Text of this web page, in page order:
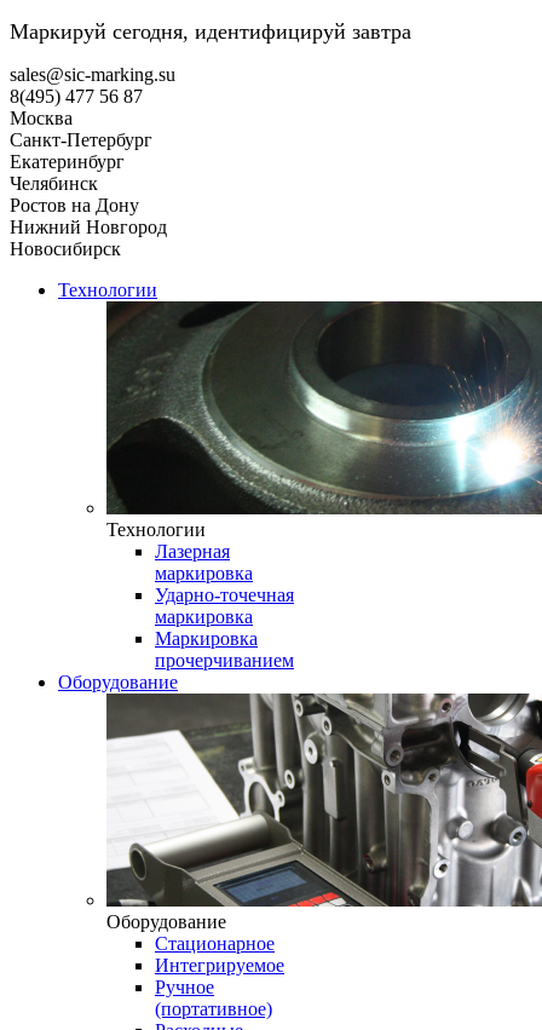
Маркируй сегодня, идентифицируй завтра
sales@sic-marking.su
8(495) 477 56 87
Москва
Санкт-Петербург
Екатеринбург
Челябинск
Ростов на Дону
Нижний Новгород
Новосибирск
Технологии
Технологии
Лазерная
маркировка
Ударно-точечная
маркировка
Маркировка
прочерчиванием
Оборудование
Оборудование
Стационарное
Интегрируемое
Ручное
(портативное)